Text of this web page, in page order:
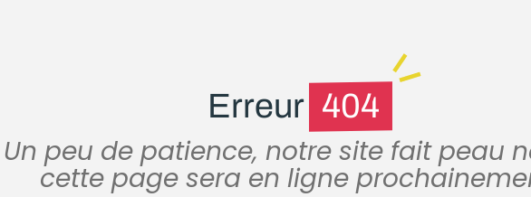
Erreur 404
Un peu de patience, notre site fait peau
cette page sera en ligne